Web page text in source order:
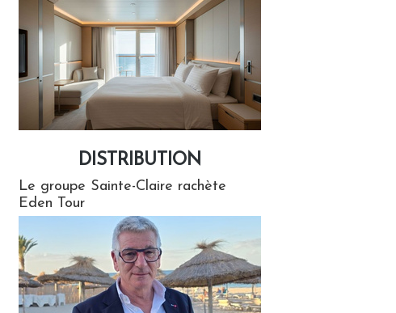
DISTRIBUTION
Le groupe Sainte-Claire rachète
Eden Tour